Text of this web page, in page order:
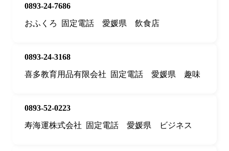
0893-24-7686
おふくろ
固定電話 愛媛県 飲食店
0893-24-3168
喜多教育用品有限会社
固定電話 愛媛県 趣味
0893-52-0223
寿海運株式会社
固定電話 愛媛県 ビジネス